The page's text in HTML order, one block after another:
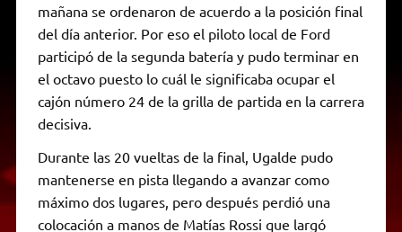
mañana se ordenaron de acuerdo a la posición final
del día anterior. Por eso el piloto local de Ford
participó de la segunda batería y pudo terminar en
el octavo puesto lo cuál le significaba ocupar el
cajón número 24 de la grilla de partida en la carrera
decisiva.
Durante las 20 vueltas de la final, Ugalde pudo
mantenerse en pista llegando a avanzar como
máximo dos lugares, pero después perdió una
colocación a manos de Matías Rossi que largó